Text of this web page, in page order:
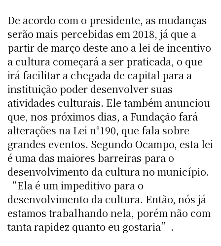
De acordo com o presidente, as mudanças
serão mais percebidas em 2018, já que a
partir de março deste ano a lei de incentivo
a cultura começará a ser praticada, o que
irá facilitar a chegada de capital para a
instituição poder desenvolver suas
atividades culturais. Ele também anunciou
que, nos próximos dias, a Fundação fará
alterações na Lei n°190, que fala sobre
grandes eventos. Segundo Ocampo, esta lei
é uma das maiores barreiras para o
desenvolvimento da cultura no município.
“Ela é um impeditivo para o
desenvolvimento da cultura. Então, nós já
estamos trabalhando nela, porém não com
tanta rapidez quanto eu gostaria”.